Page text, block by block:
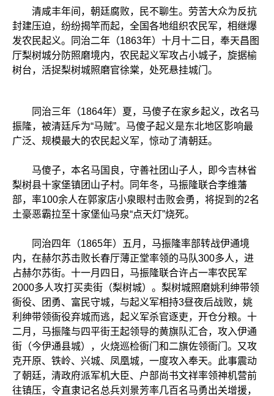
清咸丰年间，朝廷腐败，民不聊生。劳苦大众为反抗
封建压迫，纷纷揭竿而起，全国各地组织农民军，相继爆
发农民起义。同治二年（1863年）十月十二日，奉天昌图
厅梨树城分防照磨境内，农民起义军攻占小城子，旋据榆
树台，活捉梨树城照磨官徐棠，处死悬挂城门。
同治三年（1864年）夏，马傻子在家乡起义，改名马
振隆，被清廷斥为“马贼”。马傻子起义是东北地区影响最
广泛、规模最大的农民起义军，惊动了清朝廷。
马傻子，本名马国良，守善社团山子人，即今吉林省
梨树县十家堡镇团山子村。同年冬，马振隆联合李维藩
部，率100余人在郭家店小泉眼村击败会勇，将捉到的2名
土豪恶霸拉至十家堡仙马泉“点天灯”烧死。
同治四年（1865年）五月，马振隆率部转战伊通境
内，在赫尔苏击败长春厅薄正堂率领的马队300多人，进
占赫尔苏街。十一月四日，马振隆联合许占一率农民军
2000多人攻打买卖街（梨树城）。梨树城照磨姚利绅带领
衙役、团勇、富民守城，与起义军相持3昼夜后战败，姚
利绅带领衙役弃城而逃，起义军杀官逐吏，开仓分粮。十
二月，马振隆与四平街王起领导的黄旗队汇合，攻入伊通
街（今伊通县城），火烧巡检衙门和二旗佐领衙门。又攻
克开原、铁岭、兴城、凤凰城，一度攻入奉天。此事震动
了朝廷，清政府派军机大臣、户部尚书文祥率领神机营前
往镇压，令直隶记名总兵刘景芳率几百名马勇出关增援，